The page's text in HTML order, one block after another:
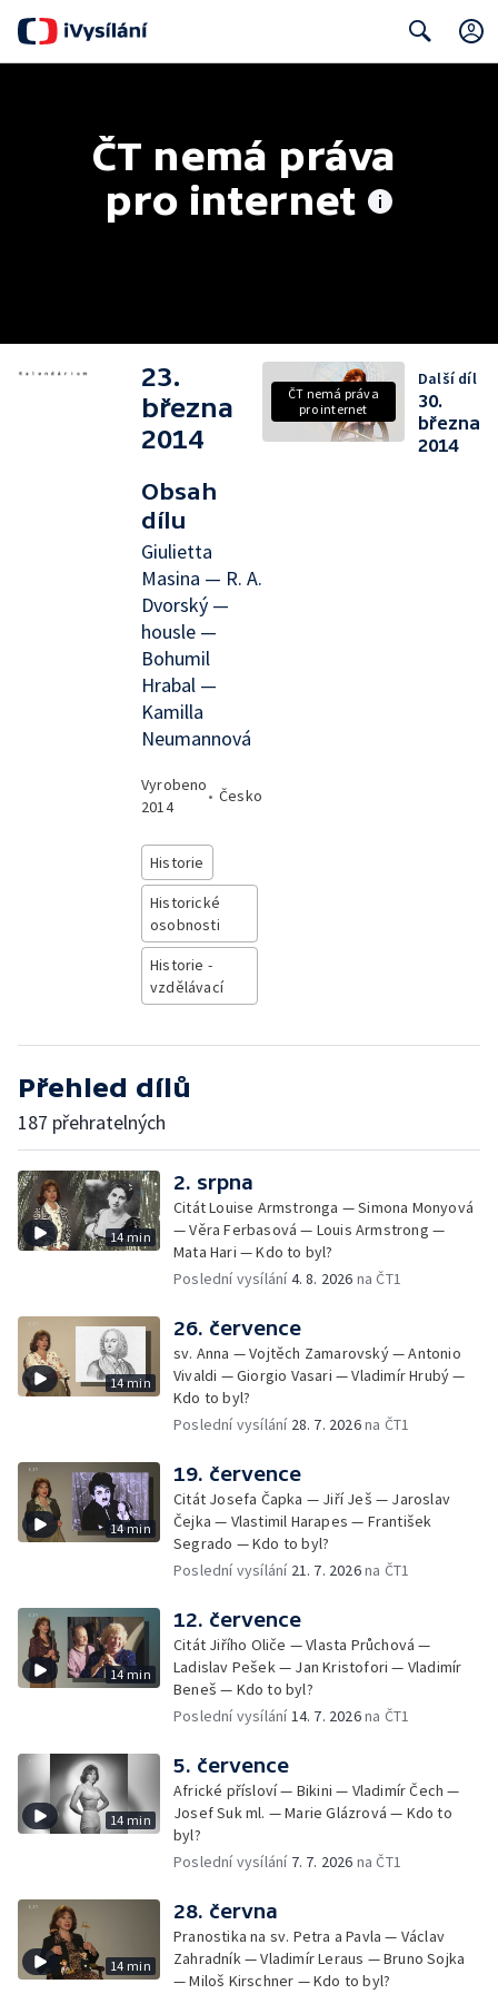
ČT nemá práva
pro internet
23.
března
2014
Obsah
dílu
Giulietta
Masina — R. A.
Dvorský —
housle —
Bohumil
Hrabal —
Kamilla
Neumannová
Vyrobeno
2014
• Česko
Historie
Historické
osobnosti
Historie -
vzdělávací
ČT nemá práva
pro internet
Další díl
30.
března
2014
Přehled dílů
187 přehratelných
14 min
2. srpna
Citát Louise Armstronga — Simona Monyová
— Věra Ferbasová — Louis Armstrong —
Mata Hari — Kdo to byl?
Poslední vysílání4. 8. 2026 na ČT1
14 min
26. července
sv. Anna — Vojtěch Zamarovský — Antonio
Vivaldi — Giorgio Vasari — Vladimír Hrubý —
Kdo to byl?
Poslední vysílání 28. 7. 2026na ČT1
14 min
19. července
Citát Josefa Čapka — Jiří Ješ — Jaroslav
Čejka — Vlastimil Harapes — František
Segrado — Kdo to byl?
Poslední vysílání 21. 7. 2026na ČT1
14 min
12. července
Citát Jiřího Oliče — Vlasta Průchová —
Ladislav Pešek — Jan Kristofori — Vladimír
Beneš — Kdo to byl?
Poslední vysílání14. 7. 2026na ČT1
14 min
5. července
Africké přísloví — Bikini — Vladimír Čech —
Josef Suk ml. — Marie Glázrová — Kdo to
byl?
Poslední vysílání 7. 7. 2026 na ČT1
14 min
28. června
Pranostika na sv. Petra a Pavla — Václav
Zahradník — Vladimír Leraus — Bruno Sojka
— Miloš Kirschner — Kdo to byl?